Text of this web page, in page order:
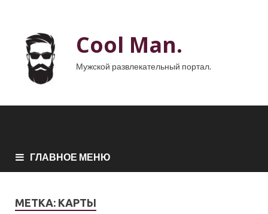
Cool Man.
Мужской развлекательный портал.
ГЛАВНОЕ МЕНЮ
МЕТКА: КАРТЫ